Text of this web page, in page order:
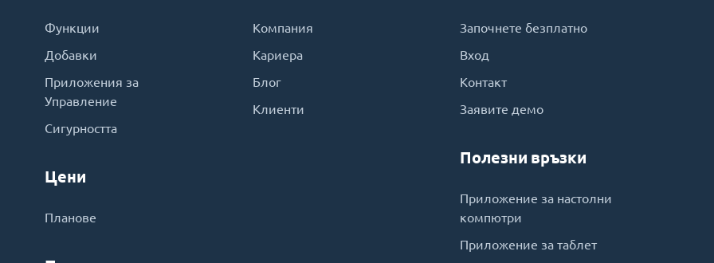
Функции
Добавки
Приложения за
Управление
Сигурността
Цени
Планове
Компания
Кариера
Блог
Клиенти
Започнете безплатно
Вход
Контакт
Заявите демо
Полезни връзки
Приложение за настолни
компютри
Приложение за таблет